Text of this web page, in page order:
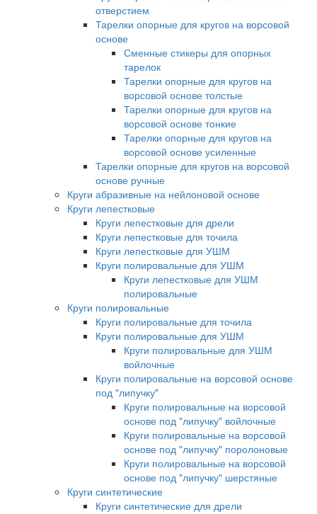
отверстием
Тарелки опорные для кругов на ворсовой
основе
Сменные стикеры для опорных
тарелок
Тарелки опорные для кругов на
ворсовой основе толстые
Тарелки опорные для кругов на
ворсовой основе тонкие
Тарелки опорные для кругов на
ворсовой основе усиленные
Тарелки опорные для кругов на ворсовой
основе ручные
Круги абразивные на нейлоновой основе
Круги лепестковые
Круги лепестковые для дрели
Круги лепестковые для точила
Круги лепестковые для УШМ
Круги полировальные для УШМ
Круги лепестковые для УШМ
полировальные
Круги полировальные
Круги полировальные для точила
Круги полировальные для УШМ
Круги полировальные для УШМ
войлочные
Круги полировальные на ворсовой основе
под "липучку"
Круги полировальные на ворсовой
основе под "липучку" войлочные
Круги полировальные на ворсовой
основе под "липучку" поролоновые
Круги полировальные на ворсовой
основе под "липучку" шерстяные
Круги синтетические
Круги синтетические для дрели